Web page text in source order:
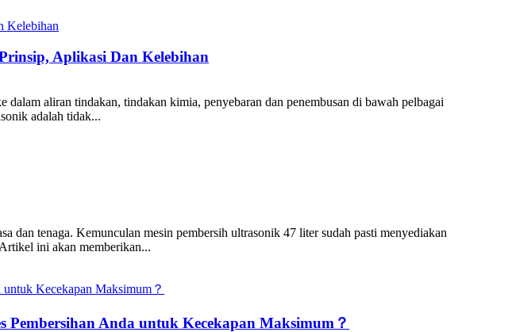
Aplikasi Dan Kelebihan
aliran tindakan, tindakan kimia, penyebaran dan penembusan di bawah pelbagai
adalah tidak...
dan tenaga. Kemunculan mesin pembersih ultrasonik 47 liter sudah pasti menyediakan
ini akan memberikan...
Anda untuk Kecekapan Maksimum？